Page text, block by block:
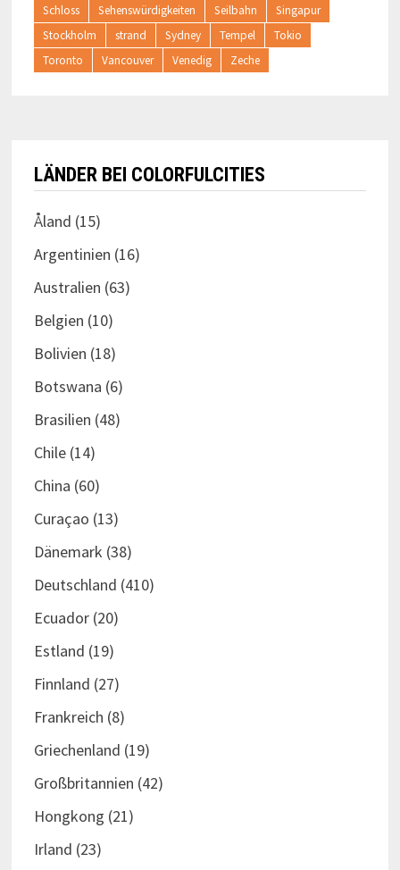
Schloss Sehenswürdigkeiten Seilbahn
Singapur
Stockholm
strand Sydney Tempel
Tokio
Toronto
Vancouver Venedig Zeche
LÄNDER BEI COLORFULCITIES
Åland (15)
Argentinien (16)
Australien (63)
Belgien (10)
Bolivien (18)
Botswana (6)
Brasilien (48)
Chile(14)
China (60)
Curaçao (13)
Dänemark (38)
Deutschland (410)
Ecuador(20)
Estland (19)
Finnland (27)
Frankreich (8)
Griechenland (19)
Großbritannien (42)
Hongkong (21)
Irland (23)